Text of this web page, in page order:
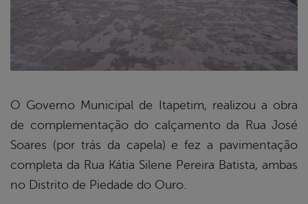
O Governo Municipal de Itapetim, realizou a obra
de complementação do calçamento da Rua José
Soares (por trás da capela) e fez a pavimentação
completa da Rua Kátia Silene Pereira Batista, ambas
no Distrito de Piedade do Ouro.